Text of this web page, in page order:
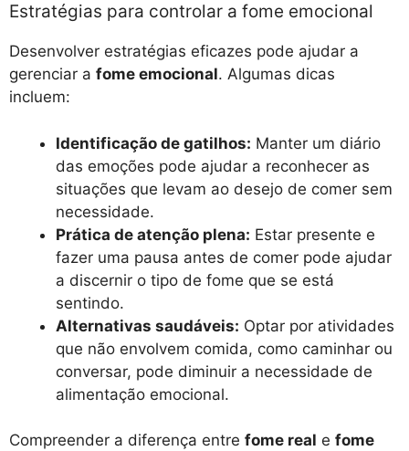
Estratégias para controlar a fome emocional
Desenvolver estratégias eficazes pode ajudar a
gerenciar a fome emocional. Algumas dicas
incluem:
Identificação de gatilhos: Manter um diário
das emoções pode ajudar a reconhecer as
situações que levam ao desejo de comer sem
necessidade.
Prática de atenção plena: Estar presente e
fazer uma pausa antes de comer pode ajudar
a discernir o tipo de fome que se está
sentindo.
Alternativas saudáveis: Optar por atividades
que não envolvem comida, como caminhar ou
conversar, pode diminuir a necessidade de
alimentação emocional.
Compreender a diferença entre fome real e fome